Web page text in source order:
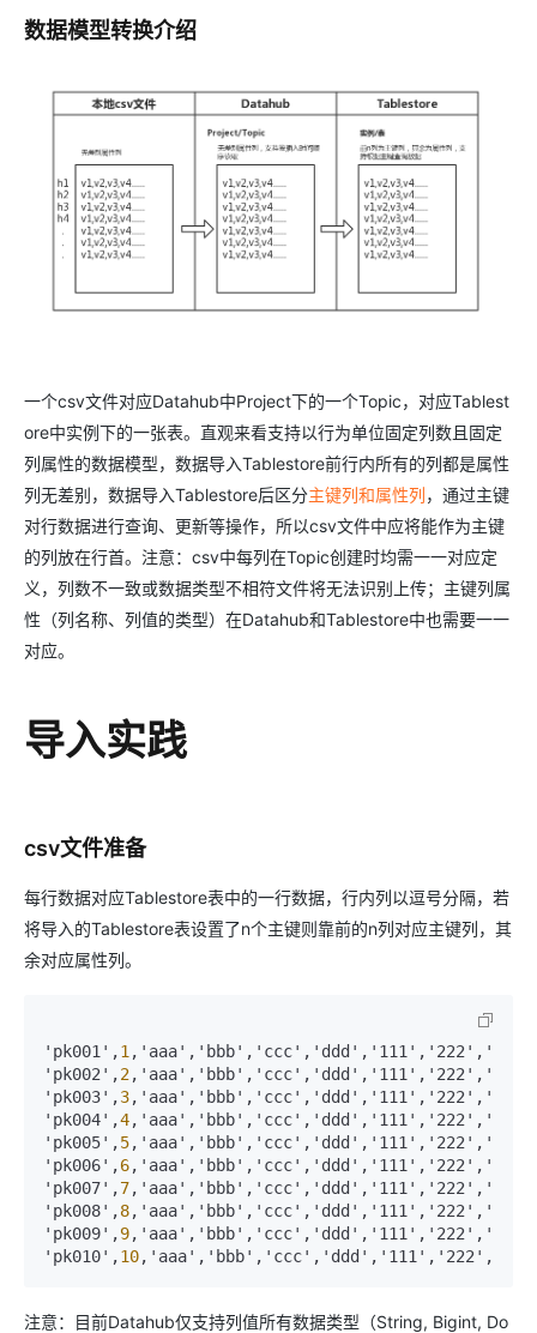
数据模型转换介绍
一个csv文件对应Datahub中Project下的一个Topic，对应Tablest
ore中实例下的一张表。直观来看支持以行为单位固定列数且固定
列属性的数据模型，数据导入Tablestore前行内所有的列都是属性
列无差别，数据导入Tablestore后区分主键列和属性列，通过主键
对行数据进行查询、更新等操作，所以csv文件中应将能作为主键
的列放在行首。注意：csv中每列在Topic创建时均需一一对应定
义，列数不一致或数据类型不相符文件将无法识别上传；主键列属
性（列名称、列值的类型）在Datahub和Tablestore中也需要一一
对应。
导入实践
csv文件准备
每行数据对应Tablestore表中的一行数据，行内列以逗号分隔，若
将导入的Tablestore表设置了n个主键则靠前的n列对应主键列，其
余对应属性列。
'pk001' ,1 , 'aaa' , 'bbb' , 'ccc' , 'ddd' , '111' , '222' , '333'
'pk002' ,2, 'aaa' , 'bbb' , 'ccc' , 'ddd' , '111' , '222' , '333'
'pk003' ,3, 'aaa' , 'bbb' , 'ccc' , 'ddd' , '111' , '222' , '333'
'pk004' ,4, 'aaa' , 'bbb' , 'ccc' , 'ddd' , '111' , '222' , '333'
'pk005' ,5, 'aaa' , 'bbb' , 'ccc' , 'ddd' , '111' , '222' , '333'
'pk006' ,6, 'aaa' , 'bbb' , 'ccc' , 'ddd' , '111' , '222' , '333'
'pk007' ,7, 'aaa' , 'bbb' , 'ccc' , 'ddd' , '111' , '222' , '333'
'pk008' ,8, 'aaa' , 'bbb' , 'ccc' , 'ddd' , '111' , '222' , '333'
'pk009' ,9, 'aaa' , 'bbb' , 'ccc' , 'ddd' , '111' , '222' , '333'
'pk010' ,10, 'aaa' , 'bbb' , 'ccc' , 'ddd' , '111' , '222' ,
注意：目前Datahub仅支持列值所有数据类型（String, Bigint, Do